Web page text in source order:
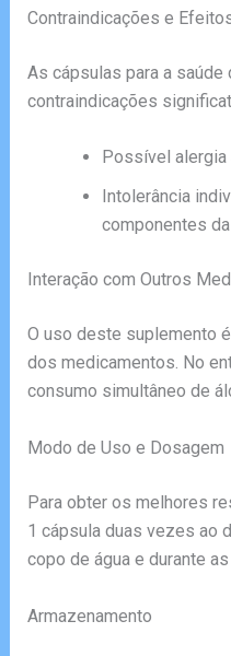
Contraindicações e
As cápsulas para a
contraindicações
Possível
Intolerância
componentes
Interação com Outros
O uso deste suplemento
dos medicamentos. No
consumo simultâneo de
Modo de Uso e Dosagem
Para obter os melhores
1 cápsula duas vezes ao
copo de água e durante
Armazenamento